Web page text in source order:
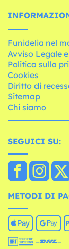
Funidelia nel
Avviso Legale
Politica sulla
Cookies
Diritto di
Sitemap
Chi siamo
SEGUICI SU:
METODI DI